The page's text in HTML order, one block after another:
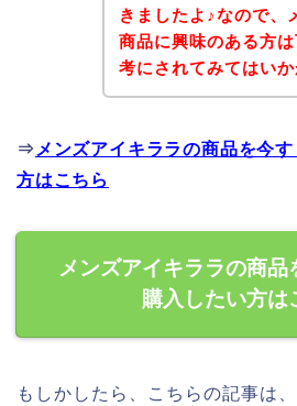
きましたよ♪なので、
商品に興味のある方
考にされてみてはい
⇒ メンズアイキララの商品を今
方はこちら
メンズアイキララの商品
購入したい方は
もしかしたら、こちらの記事は